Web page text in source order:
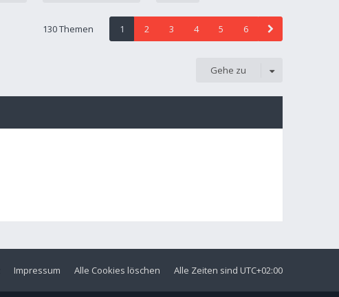
130 Themen 1 2 3 4 5 6
Gehe zu
Alle Zeiten sind UTC+02:00
Alle Cookies löschen
Impressum